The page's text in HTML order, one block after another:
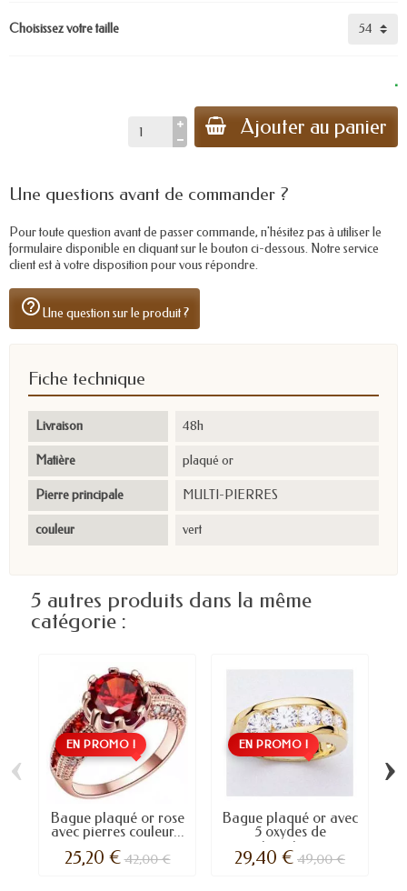
Choisissez votre taille
.
Ajouter au panier
Une questions avant de commander ?
Pour toute question avant de passer commande, n'hésitez pas à utiliser le
formulaire disponible en cliquant sur le bouton ci-dessous. Notre service
client est à votre disposition pour vous répondre.
help_outlineUne question sur le produit ?
Fiche technique
Livraison 48h
Matière plaqué or
Pierre principale MULTI-PIERRES
couleur vert
5 autres produits dans la même
catégorie :
EN PROMO !
Bague plaqué or rose
avec pierres couleur...
25,20 €42,00 €
EN PROMO !
Bague plaqué or avec
5 oxydes de
zirconium...
29,40 € 49,00 €
‹ ›